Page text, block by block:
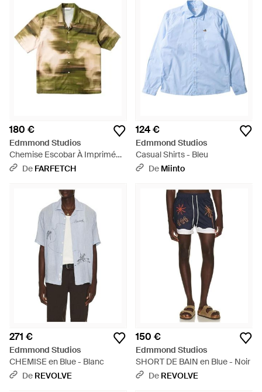
180 €
Edmmond Studios
Chemise Escobar À Imprimé
Abstrait - Vert
De FARFETCH
124 €
Edmmond Studios
Casual Shirts - Bleu
De Miinto
271 €
Edmmond Studios
CHEMISE en Blue - Blanc
De REVOLVE
150 €
Edmmond Studios
SHORT DE BAIN en Blue - Noir
De REVOLVE